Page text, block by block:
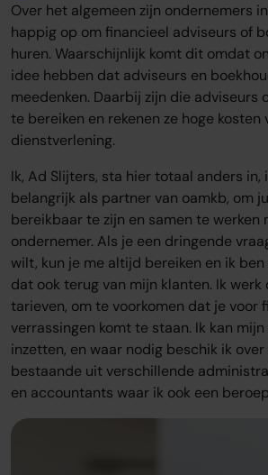
Over het algemeen zijn ondernemers
happig op om financieel adviseurs of
huren. Waarschijnlijk komt dit omdat
idee hebben dat adviseurs en
meedenken. Daarbij zijn die adviseurs
te bereiken en rekenen ze hoge kosten
dienstverlening.
Ik, Ad Slijters, sta hier totaal anders in,
belangrijk als partner van oamkb, om
bereikbaar te zijn en samen te werken
ondernemer. Als je een dringende
wilt, kun je me altijd bereiken en ik ben
dat ook terug van mijn klanten. Ik werk
tarieven, om te voorkomen dat je voor
verrassingen komt te staan. Ik kan
inzetten, en waar nodig beschik ik
bestaande uit verschillende
en accountants waar ik ook een